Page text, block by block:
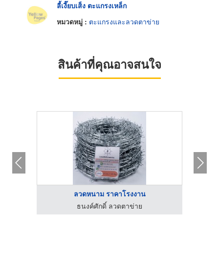
ลี้เงี๊ยบเส็ง ตะแกรงเหล็ก
หมวดหมู่ : ตะแกรงและลวดตาข่าย
สินค้าที่คุณอาจสนใจ
ลวดหนาม ราคาโรงงาน
ธนงค์ศักดิ์ ลวดตาข่าย